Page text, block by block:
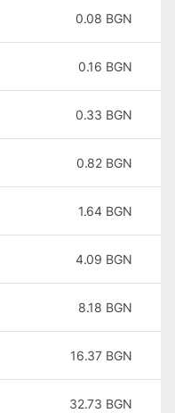
0.08 BGN
0.16 BGN
0.33 BGN
0.82 BGN
1.64 BGN
4.09 BGN
8.18 BGN
16.37 BGN
32.73 BGN